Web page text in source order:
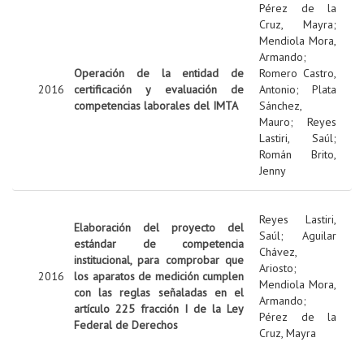
2016
Operación de la entidad de
certificación y evaluación de
competencias laborales del IMTA
Pérez de la
Cruz, Mayra;
Mendiola Mora,
Armando;
Romero Castro,
Antonio; Plata
Sánchez,
Mauro; Reyes
Lastiri, Saúl;
Román Brito,
Jenny
2016
Elaboración del proyecto del
estándar de competencia
institucional, para comprobar que
los aparatos de medición cumplen
con las reglas señaladas en el
artículo 225 fracción I de la Ley
Federal de Derechos
Reyes Lastiri,
Saúl; Aguilar
Chávez,
Ariosto;
Mendiola Mora,
Armando;
Pérez de la
Cruz, Mayra